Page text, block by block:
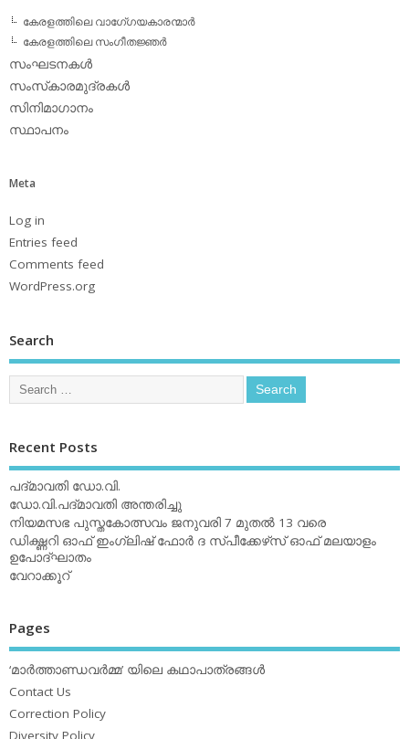
കേരളത്തിലെ വാഗേ്ഗയകാരന്മാര്‍
കേരളത്തിലെ സംഗീതജ്ഞര്‍
സംഘടനകള്‍
സംസ്‌കാരമുദ്രകള്‍
സിനിമാഗാനം
സ്ഥാപനം
Meta
Log in
Entries feed
Comments feed
WordPress.org
Search
Recent Posts
പദ്മാവതി ഡോ.വി.
ഡോ.വി.പദ്മാവതി അന്തരിച്ചു
നിയമസഭ പുസ്തകോത്സവം ജനുവരി 7 മുതല്‍ 13 വരെ
ഡിക്ഷ്ണറി ഓഫ് ഇംഗ്ലിഷ് ഫോര്‍ ദ സ്പീക്കേഴ്‌സ് ഓഫ് മലയാളം
ഉപോദ്ഘാതം
വേറാക്കൂറ്
Pages
‘മാര്‍ത്താണ്ഡവര്‍മ്മ’ യിലെ കഥാപാത്രങ്ങള്‍
Contact Us
Correction Policy
Diversity Policy